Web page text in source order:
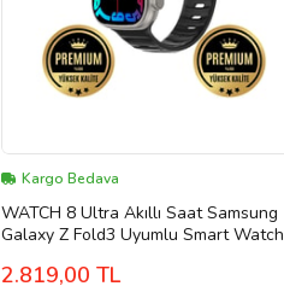
Kargo Bedava
WATCH 8 Ultra Akıllı Saat Samsung
Galaxy Z Fold3 Uyumlu Smart Watch
2.819,00 TL